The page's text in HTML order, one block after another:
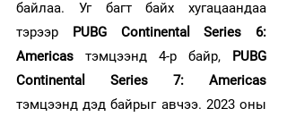
байлаа. Уг багт байх хугацаандаа
тэрээр
PUBG Continental Series 6:
Americas тэмцээнд 4-р байр, PUBG
Continental Series 7: Americas
тэмцээнд дэд байрыг авчээ. 2023 оны